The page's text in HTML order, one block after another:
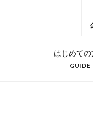
はじめて
GUIDE